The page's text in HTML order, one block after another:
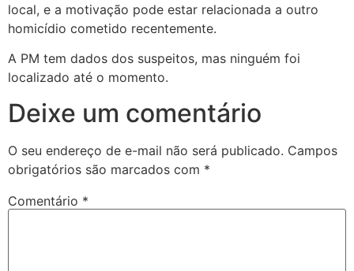
local, e a motivação pode estar relacionada a outro
homicídio cometido recentemente.
A PM tem dados dos suspeitos, mas ninguém foi
localizado até o momento.
Deixe um comentário
O seu endereço de e-mail não será publicado. Campos
obrigatórios são marcados com *
Comentário *